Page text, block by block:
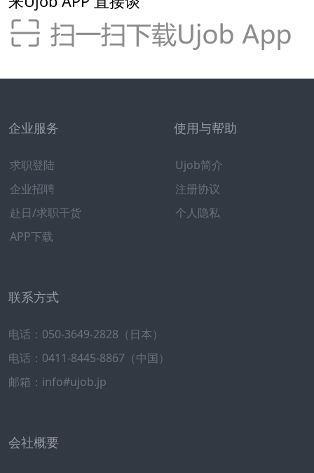
来Ujob APP 直接谈
求职登陆
企业招聘
赴日/求职干货
Ujob简介
注册协议
电话：050-3649-2828（日本）
电话：0411-8445-8867（中国）